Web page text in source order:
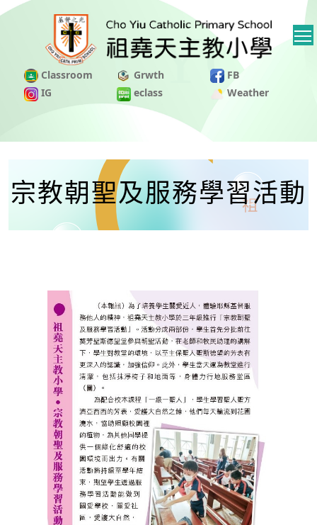
Classroom Grwth
FB
IG
eclass Weather
宗教朝聖及服務學習活動